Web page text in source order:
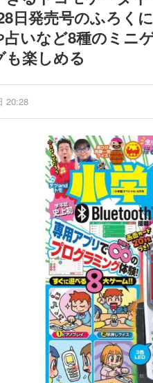
日発売号のふろく
占いなど8種のミニ
も楽しめる
20:28